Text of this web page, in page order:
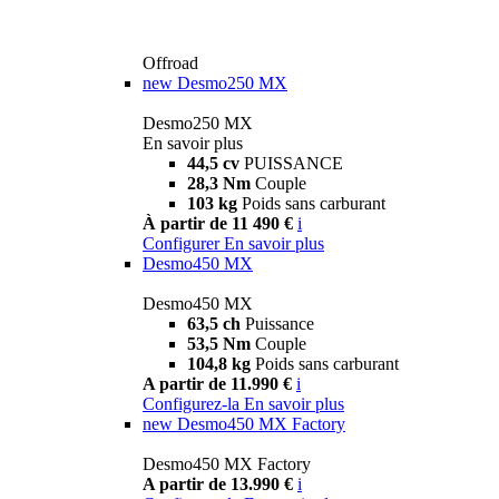
Offroad
new Desmo250 MX
Desmo250 MX
En savoir plus
44,5 cv PUISSANCE
28,3 Nm Couple
103 kg Poids sans carburant
À partir de 11 490 € i
Configurer En savoir plus
Desmo450 MX
Desmo450 MX
63,5 ch Puissance
53,5 Nm Couple
104,8 kg Poids sans carburant
A partir de 11.990 € i
Configurez-la En savoir plus
new Desmo450 MX Factory
Desmo450 MX Factory
A partir de 13.990 € i